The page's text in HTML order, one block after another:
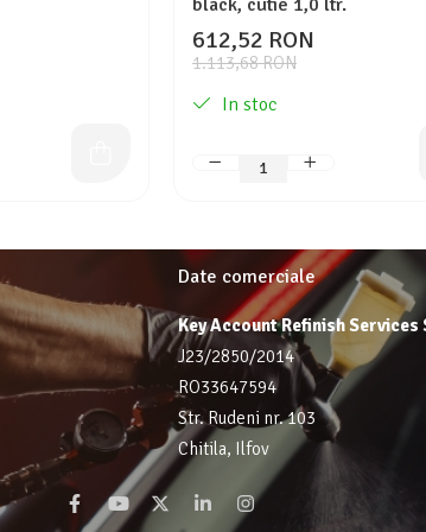
black, cutie 1,0 ltr.
1.113,68 RON
612,52 RON
In stoc
Date comerciale
Key Account Refinish Services
J23/2850/2014
RO33647594
Str. Rudeni nr. 103
Chitila, Ilfov